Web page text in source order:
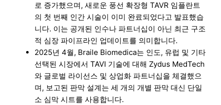
로 증가했으며, 새로운 풍선 확장형 TAVR 임플란트
의 첫 번째 인간 시술이 이미 완료되었다고 발표했습
니다. 이는 공개된 인수나 파트너십이 아닌 최근 구조
적 심장 파이프라인 업데이트를 의미합니다.
2025년 4월, Braile Biomedica는 인도, 유럽 및 기타
선택된 시장에서 TAVI 기술에 대해 Zydus MedTech
와 글로벌 라이선스 및 상업화 파트너십을 체결했으
며, 보고된 판막 설계는 세 개의 개별 판막 대신 단일
소 심막 시트를 사용합니다.